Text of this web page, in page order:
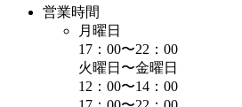
営業時間
月曜日
17：00〜22：00
火曜日〜金曜日
12：00〜14：00